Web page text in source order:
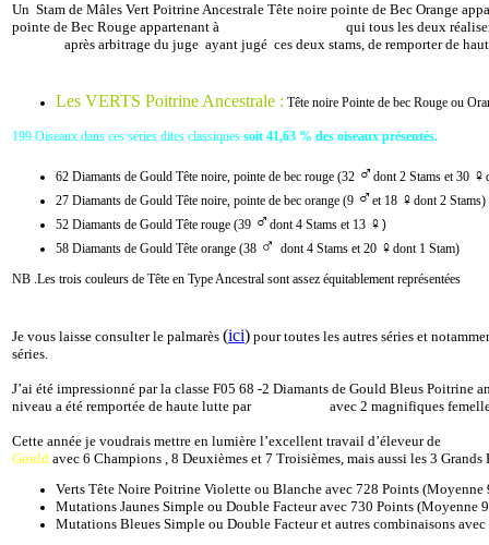
Un Stam de Mâles Vert Poitrine Ancestrale Tête noire pointe de Bec Orange
pointe de Bec Rouge appartenant à
qui tous les deux
après arbitrage du juge ayant jugé ces deux stams, de remporter de
Les VERTS Poitrine Ancestrale : Tête noire Pointe de bec Rouge ou
199 Oiseaux dans ces séries dites classiques soit 41,63 % des oiseaux présentés.
62 Diamants de Gould Tête noire, pointe de bec rouge (32 ♂ dont 2 Stams et 30 ♀
27 Diamants de Gould Tête noire, pointe de bec orange (9 ♂ et 18 ♀ dont 2 Stams)
52 Diamants de Gould Tête rouge (39 ♂ dont 4 Stams et 13 ♀ )
58 Diamants de Gould Tête orange (38 ♂ dont 4 Stams et 20 ♀ dont 1 Stam)
NB .Les trois couleurs de Tête en Type Ancestral sont assez équitablement représentées
Je vous laisse consulter le palmarès (ici) pour toutes les autres séries et
séries.
J’ai été impressionné par la classe F05 68 -2 Diamants de Gould Bleus Poitrine
niveau a été remportée de haute lutte par
avec 2 magnifiques
Cette année je voudrais mettre en lumière l’excellent travail d’éleveur de
Gould avec 6 Champions , 8 Deuxièmes et 7 Troisièmes, mais aussi les 3
Verts Tête Noire Poitrine Violette ou Blanche avec 728 Points (Moyenne
Mutations Jaunes Simple ou Double Facteur avec 730 Points (Moyenne
Mutations Bleues Simple ou Double Facteur et autres combinaisons